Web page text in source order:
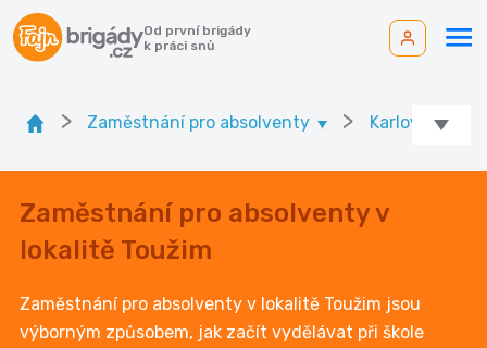
Od první brigády
k práci snů
> Zaměstnání pro absolventy > Karlovarský kr.
Zaměstnání pro absolventy v
lokalitě Toužim
Zaměstnání pro absolventy v lokalitě Toužim jsou
výborným způsobem, jak začít vydělávat při škole